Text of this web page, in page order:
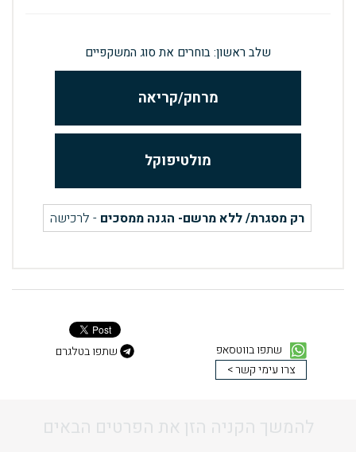
שלב ראשון: בוחרים את סוג המשקפיים
מרחק/קריאה
מולטיפוקל
רק מסגרת/ ללא מרשם- הגנה ממסכים - לרכישה
שתפו בווטסאפ
שתפו בטלגרם
צרו עימי קשר >
להמשך הקניה הזן את הפרטים הבאים